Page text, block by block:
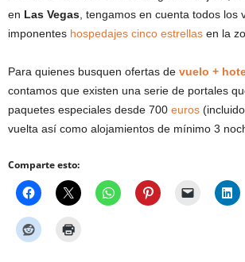
en Las Vegas, tengamos en cuenta todos los
imponentes hospedajes cinco estrellas en la
Para quienes busquen ofertas de vuelo +
contamos que existen una serie de portales
paquetes especiales desde 700 euros
vuelta así como alojamientos de mínimo 3
Comparte esto: